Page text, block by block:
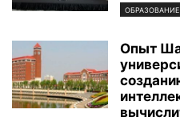
ОБРАЗОВАНИЕ
Опыт